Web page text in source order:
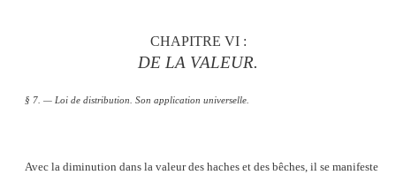
CHAPITRE VI :
DE LA VALEUR.
§ 7. — Loi de distribution. Son application universelle.
Avec la diminution dans la valeur des haches et des bêches, il se manifeste